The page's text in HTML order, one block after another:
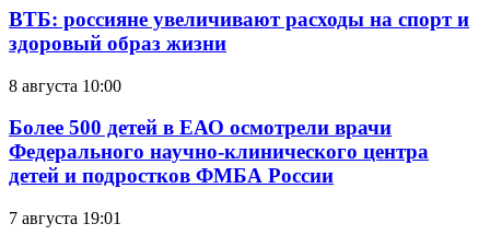
ВТБ: россияне увеличивают расходы на спорт и
здоровый образ жизни
8 августа 10:00
Более 500 детей в ЕАО осмотрели врачи
Федерального научно-клинического центра
детей и подростков ФМБА России
7 августа 19:01